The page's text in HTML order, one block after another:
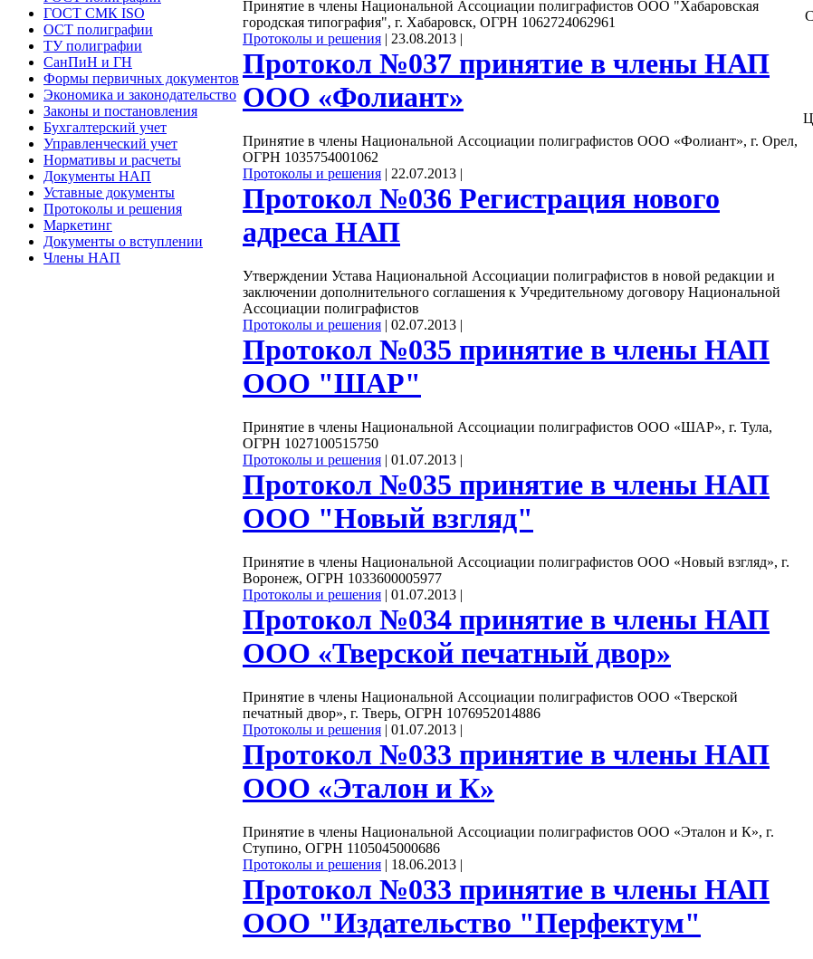
ГОСТ СМК ISO
ОСТ полиграфии
ТУ полиграфии
СанПиН и ГН
Формы первичных документов
Экономика и законодательство
Законы и постановления
Бухгалтерский учет
Управленческий учет
Нормативы и расчеты
Документы НАП
Уставные документы
Протоколы и решения
Маркетинг
Документы о вступлении
Члены НАП
Принятие в члены Национальной Ассоциации полиграфистов ООО "Хабаровская
городская типография", г. Хабаровск, ОГРН 1062724062961
Протоколы и решения | 23.08.2013 |
Протокол №037 принятие в члены НАП
ООО «Фолиант»
Принятие в члены Национальной Ассоциации полиграфистов ООО «Фолиант», г. Орел,
ОГРН 1035754001062
Протоколы и решения | 22.07.2013 |
Протокол №036 Регистрация нового
адреса НАП
Утверждении Устава Национальной Ассоциации полиграфистов в новой редакции и
заключении дополнительного соглашения к Учредительному договору Национальной
Ассоциации полиграфистов
Протоколы и решения | 02.07.2013 |
Протокол №035 принятие в члены НАП
ООО "ШАР"
Принятие в члены Национальной Ассоциации полиграфистов ООО «ШАР», г. Тула,
ОГРН 1027100515750
Протоколы и решения | 01.07.2013 |
Протокол №035 принятие в члены НАП
ООО "Новый взгляд"
Принятие в члены Национальной Ассоциации полиграфистов ООО «Новый взгляд», г.
Воронеж, ОГРН 1033600005977
Протоколы и решения | 01.07.2013 |
Протокол №034 принятие в члены НАП
ООО «Тверской печатный двор»
Принятие в члены Национальной Ассоциации полиграфистов ООО «Тверской
печатный двор», г. Тверь, ОГРН 1076952014886
Протоколы и решения | 01.07.2013 |
Протокол №033 принятие в члены НАП
ООО «Эталон и К»
Принятие в члены Национальной Ассоциации полиграфистов ООО «Эталон и К», г.
Ступино, ОГРН 1105045000686
Протоколы и решения | 18.06.2013 |
Протокол №033 принятие в члены НАП
ООО "Издательство "Перфектум"